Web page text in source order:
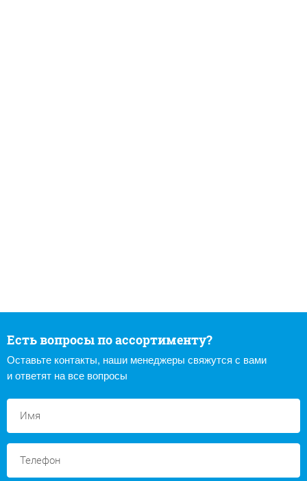
Есть вопросы по ассортименту?
Оставьте контакты, наши менеджеры свяжутся с вами
и ответят на все вопросы